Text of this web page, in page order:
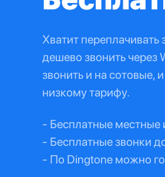
Хватит
дешево звонить
звонить и на сотовые,
низкому тарифу.
- Бесплатные
- Бесплатные звонки
- По Dingtone можно